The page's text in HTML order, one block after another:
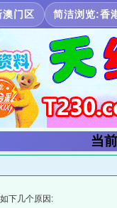
澳门区 简洁浏览:香
当
下几个原因: